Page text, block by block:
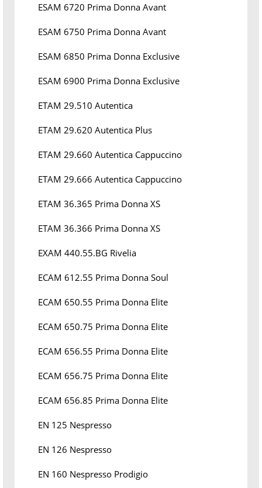
ESAM 6720 Prima Donna Avant
ESAM 6750 Prima Donna Avant
ESAM 6850 Prima Donna Exclusive
ESAM 6900 Prima Donna Exclusive
ETAM 29.510 Autentica
ETAM 29.620 Autentica Plus
ETAM 29.660 Autentica Cappuccino
ETAM 29.666 Autentica Cappuccino
ETAM 36.365 Prima Donna XS
ETAM 36.366 Prima Donna XS
EXAM 440.55.BG Rivelia
ECAM 612.55 Prima Donna Soul
ECAM 650.55 Prima Donna Elite
ECAM 650.75 Prima Donna Elite
ECAM 656.55 Prima Donna Elite
ECAM 656.75 Prima Donna Elite
ECAM 656.85 Prima Donna Elite
EN 125 Nespresso
EN 126 Nespresso
EN 160 Nespresso Prodigio